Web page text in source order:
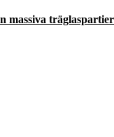
massiva träglaspartier